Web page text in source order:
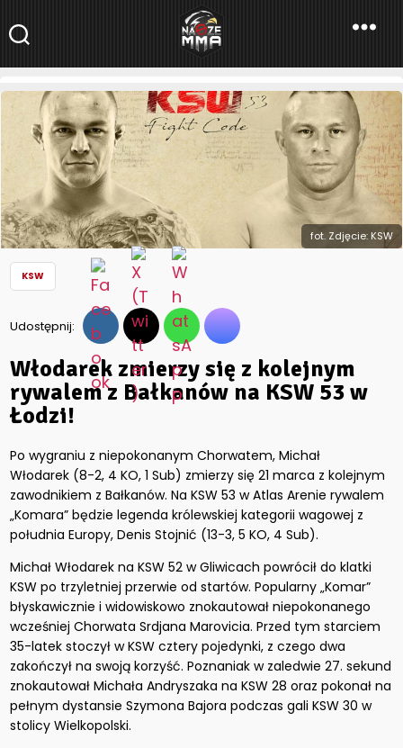
NaszeMMA
NaszeMMA.pl»Aktualności»Polskie MMA»KSW»Włodarek
zmierzy się z kolejnym rywalem z Bałkanów na KSW 53 w
Łodzi!
fot. Zdjęcie: KSW
KSW
Udostępnij:
Włodarek zmierzy się z kolejnym
rywalem z Bałkanów na KSW 53 w
Łodzi!
Po wygraniu z niepokonanym Chorwatem, Michał
Włodarek (8-2, 4 KO, 1 Sub) zmierzy się 21 marca z kolejnym
zawodnikiem z Bałkanów. Na KSW 53 w Atlas Arenie rywalem
„Komara” będzie legenda królewskiej kategorii wagowej z
południa Europy, Denis Stojnić (13-3, 5 KO, 4 Sub).
Michał Włodarek na KSW 52 w Gliwicach powrócił do klatki
KSW po trzyletniej przerwie od startów. Popularny „Komar”
błyskawicznie i widowiskowo znokautował niepokonanego
wcześniej Chorwata Srdjana Marovicia. Przed tym starciem
35-latek stoczył w KSW cztery pojedynki, z czego dwa
zakończył na swoją korzyść. Poznaniak w zaledwie 27. sekund
znokautował Michała Andryszaka na KSW 28 oraz pokonał na
pełnym dystansie Szymona Bajora podczas gali KSW 30 w
stolicy Wielkopolski.